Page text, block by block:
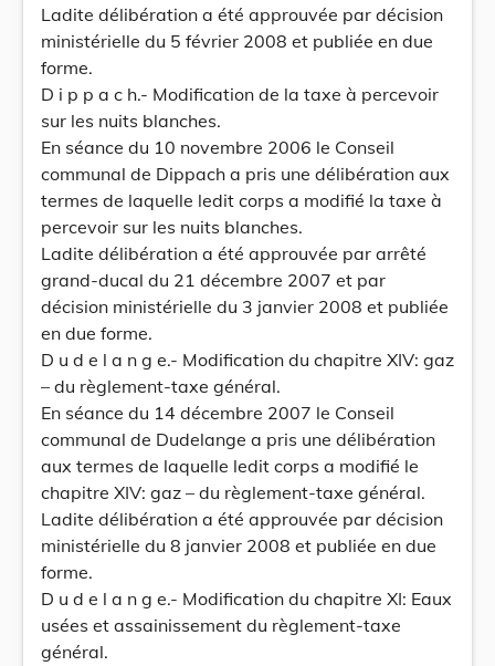
Ladite délibération a été approuvée par décision
ministérielle du 5 février 2008 et publiée en due
forme.
D i p p a c h.- Modification de la taxe à percevoir
sur les nuits blanches.
En séance du 10 novembre 2006 le Conseil
communal de Dippach a pris une délibération aux
termes de laquelle ledit corps a modifié la taxe à
percevoir sur les nuits blanches.
Ladite délibération a été approuvée par arrêté
grand-ducal du 21 décembre 2007 et par
décision ministérielle du 3 janvier 2008 et publiée
en due forme.
D u d e l a n g e.- Modification du chapitre XIV: gaz
– du règlement-taxe général.
En séance du 14 décembre 2007 le Conseil
communal de Dudelange a pris une délibération
aux termes de laquelle ledit corps a modifié le
chapitre XIV: gaz – du règlement-taxe général.
Ladite délibération a été approuvée par décision
ministérielle du 8 janvier 2008 et publiée en due
forme.
D u d e l a n g e.- Modification du chapitre XI: Eaux
usées et assainissement du règlement-taxe
général.